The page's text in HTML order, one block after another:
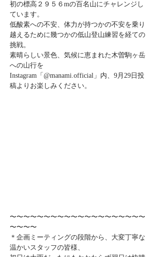
初の標高２９５６mの百名山にチャレンジし
ています。
低酸素への不安、体力が持つかの不安を乗り
越えるために幾つかの低山登山練習を経ての
挑戦。
素晴らしい景色、気候に恵まれた木曽駒ヶ岳
への山行を
Instagram「@manami.official」内、9月29日投
稿よりお楽しみください。
〜〜〜〜〜〜〜〜〜〜〜〜〜〜〜〜〜〜〜〜
〜〜〜〜
＊企画ミーティングの段階から、大変丁寧な
温かいスタッフの皆様、